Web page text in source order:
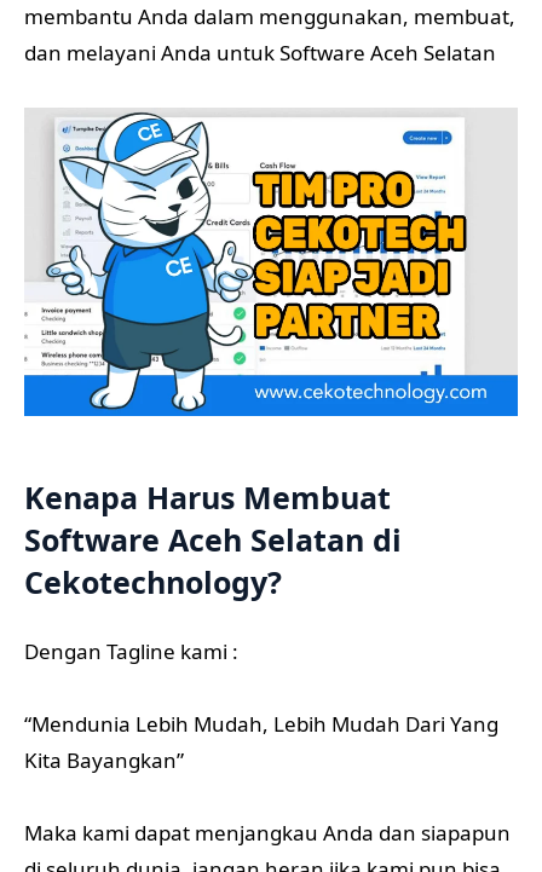
membantu Anda dalam menggunakan, membuat,
dan melayani Anda untuk Software Aceh Selatan
Kenapa Harus Membuat
Software Aceh Selatan di
Cekotechnology?
Dengan Tagline kami :
“Mendunia Lebih Mudah, Lebih Mudah Dari Yang
Kita Bayangkan”
Maka kami dapat menjangkau Anda dan siapapun